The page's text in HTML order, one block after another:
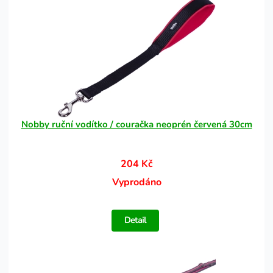
Nobby ruční vodítko / couračka neoprén červená 30cm
204 Kč
Vyprodáno
Detail